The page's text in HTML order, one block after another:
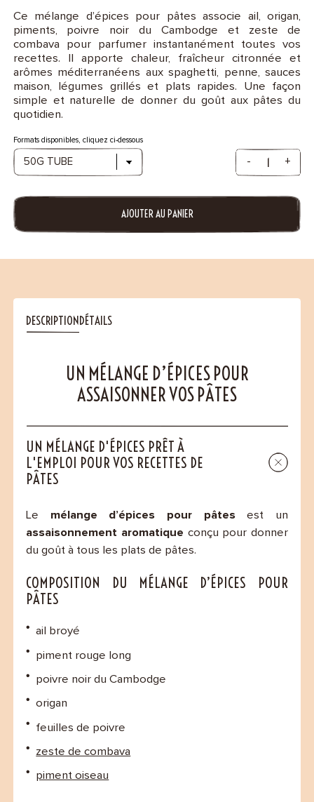
Ce mélange d’épices pour pâtes associe ail, origan,
piments, poivre noir du Cambodge et zeste de
combava pour parfumer instantanément toutes vos
recettes. Il apporte chaleur, fraîcheur citronnée et
arômes méditerranéens aux spaghetti, penne, sauces
maison, légumes grillés et plats rapides. Une façon
simple et naturelle de donner du goût aux pâtes du
quotidien.
(7 avis)
Formats disponibles, cliquez ci-dessous
- +
AJOUTER AU PANIER
DESCRIPTIONDÉTAILS
UN MÉLANGE D’ÉPICES POUR
ASSAISONNER VOS PÂTES
UN MÉLANGE D'ÉPICES PRÊT À
L'EMPLOI POUR VOS RECETTES DE
PÂTES
Le mélange d’épices pour pâtesest un
assaisonnement aromatique conçu pour donner
du goût à tous les plats de pâtes.
COMPOSITION DU MÉLANGE D’ÉPICES POUR
PÂTES
ail broyé
piment rouge long
poivre noir du Cambodge
origan
feuilles de poivre
zeste de combava
piment oiseau